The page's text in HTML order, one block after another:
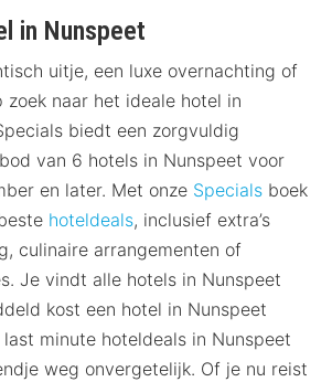
in Nunspeet
uitje, een luxe overnachting of
zoek naar het ideale hotel in
biedt een zorgvuldig
van 6 hotels in Nunspeet voor
en later. Met onze Specials boek
hoteldeals, inclusief extra’s
culinaire arrangementen of
Je vindt alle hotels in Nunspeet
kost een hotel in Nunspeet
minute hoteldeals in Nunspeet
weg onvergetelijk. Of je nu reist